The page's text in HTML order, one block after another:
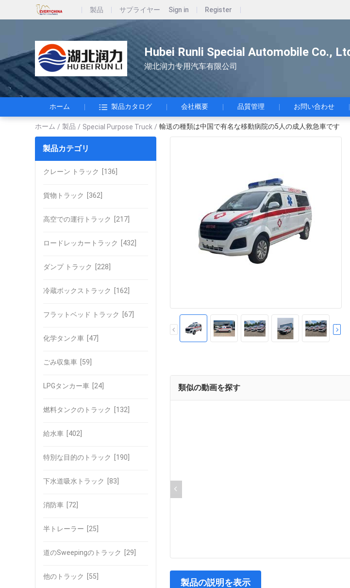
製品 サプライヤー Sign in Register
Hubei Runli Special Automobile Co.,
湖北润力专用汽车有限公司
ホーム 製品カタログ 会社概要 品質管理 お問い合わせ
ホーム / 製品 / Special Purpose Truck / 輸送の種類は中国で有名な移動病院の5人の成人救急車です
製品カテゴリ
クレーン トラック [136]
貨物トラック [362]
高空での運行トラック [217]
ロードレッカートラック [432]
ダンプ トラック [228]
冷蔵ボックストラック [162]
フラットベッド トラック [67]
化学タンク車 [47]
ごみ収集車 [59]
LPGタンカー車 [24]
燃料タンクのトラック [132]
給水車 [402]
特別な目的のトラック [190]
下水道吸水トラック [83]
消防車 [72]
半トレーラー [25]
道のSweepingのトラック [29]
他のトラック [55]
類似の動画を探す
製品の説明を表示